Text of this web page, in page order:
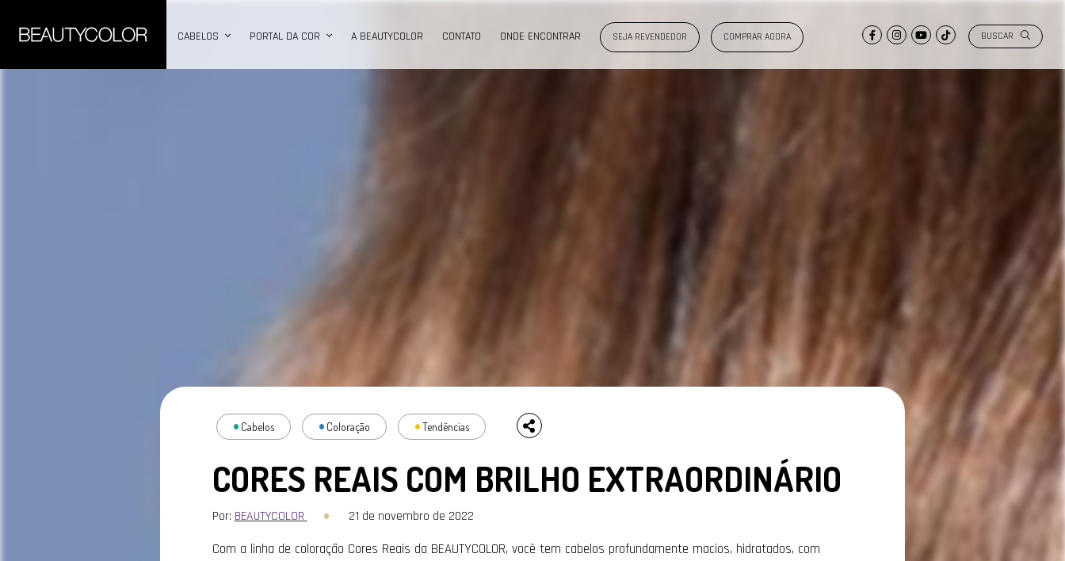
CABELOS PORTAL DA COR A BEAUTYCOLOR CONTATO ONDE ENCONTRAR SEJA REVENDEDOR COMPRAR AGORA BUSCAR
Cabelos Coloração Tendências
CORES REAIS COM BRILHO EXTRAORDINÁRIO
Por:BEAUTYCOLOR 21 de novembro de 2022
Com a linha de coloração Cores Reais da BEAUTYCOLOR, você tem cabelos profundamente macios, hidratados, com